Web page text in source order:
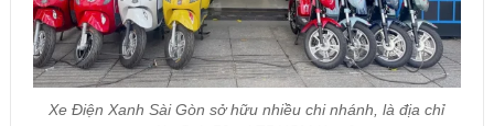
Xe Điện Xanh Sài Gòn sở hữu nhiều chi nhánh, là địa chỉ